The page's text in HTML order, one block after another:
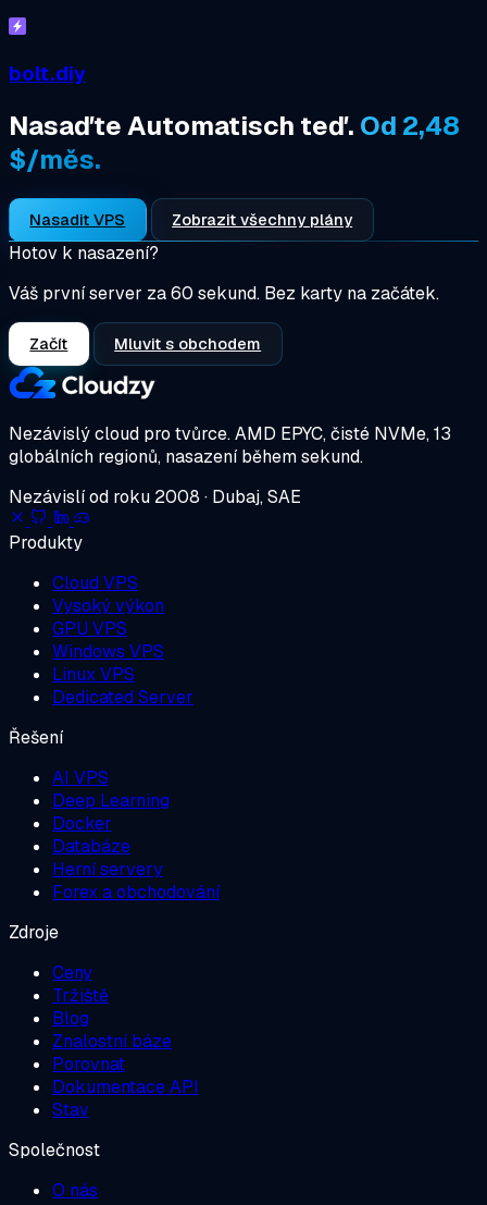
bolt.diy
Nasaďte Automatisch teď. Od 2,48
$/měs.
Nasadit VPS Zobrazit všechny plány
Hotov k nasazení?
Váš první server za 60 sekund. Bez karty na začátek.
Začít Mluvit s obchodem
Nezávislý cloud pro tvůrce.AMD EPYC, čisté NVMe, 13
globálních regionů, nasazení během sekund.
Nezávislí od roku 2008 · Dubaj, SAE
Produkty
Cloud VPS
Vysoký výkon
GPU VPS
Windows VPS
Linux VPS
Dedicated Server
Řešení
AI VPS
Deep Learning
Docker
Databáze
Herní servery
Forex a obchodování
Zdroje
Ceny
Tržiště
Blog
Znalostní báze
Porovnat
Dokumentace API
Stav
Společnost
O nás